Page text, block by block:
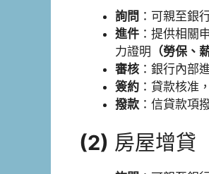
詢問 ：可親至銀
進件 ：提供相關
力證明 （勞保、
審核 ：銀行內部
簽約 ：貸款核准
撥款 ：信貸款項
(2) 房屋增貸